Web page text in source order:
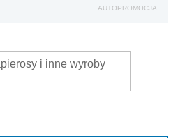
AUTOPROMOCJA
i inne wyroby